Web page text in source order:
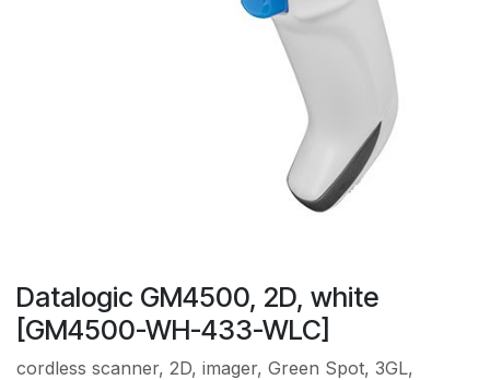
Datalogic GM4500, 2D, white
[GM4500-WH-433-WLC]
cordless scanner, 2D, imager, Green Spot, 3GL,